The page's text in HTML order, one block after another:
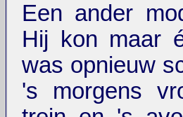
Een ander
Hij kon maar
was opnieuw
's morgens